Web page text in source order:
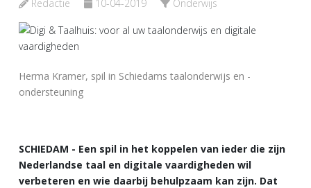
Redactie 10-04-2019 Onderwijs
Herma Kramer, spil in Schiedams taalonderwijs en -
ondersteuning
SCHIEDAM - Een spil in het koppelen van ieder die zijn
Nederlandse taal en digitale vaardigheden wil
verbeteren en wie daarbij behulpzaam kan zijn. Dat